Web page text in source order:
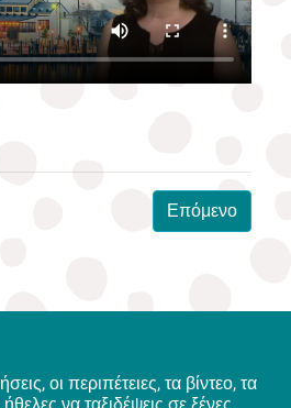
Επόμενο
οι περιπέτειες, τα βίντεο, τα
να ταξιδέψεις σε ξένες